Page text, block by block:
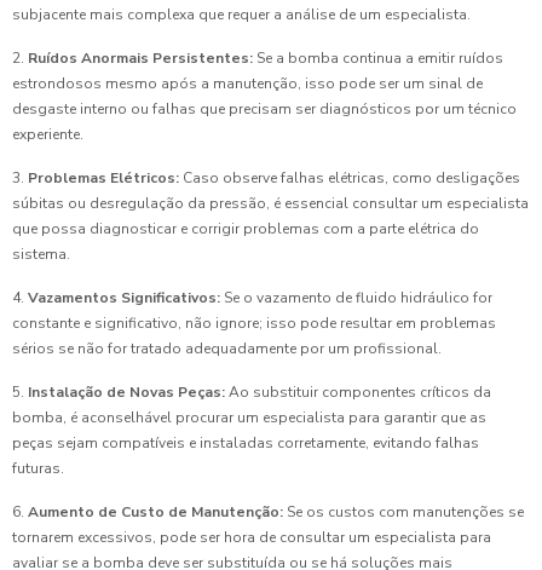
subjacente mais complexa que requer a análise de um especialista.
2. Ruídos Anormais Persistentes: Se a bomba continua a emitir ruídos
estrondosos mesmo após a manutenção, isso pode ser um sinal de
desgaste interno ou falhas que precisam ser diagnósticos por um técnico
experiente.
3. Problemas Elétricos: Caso observe falhas elétricas, como desligações
súbitas ou desregulação da pressão, é essencial consultar um especialista
que possa diagnosticar e corrigir problemas com a parte elétrica do
sistema.
4. Vazamentos Significativos: Se o vazamento de fluido hidráulico for
constante e significativo, não ignore; isso pode resultar em problemas
sérios se não for tratado adequadamente por um profissional.
5. Instalação de Novas Peças:Ao substituir componentes críticos da
bomba, é aconselhável procurar um especialista para garantir que as
peças sejam compatíveis e instaladas corretamente, evitando falhas
futuras.
6. Aumento de Custo de Manutenção: Se os custos com manutenções se
tornarem excessivos, pode ser hora de consultar um especialista para
avaliar se a bomba deve ser substituída ou se há soluções mais